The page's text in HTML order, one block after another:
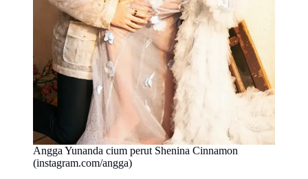
Angga Yunanda cium perut Shenina Cinnamon
(instagram.com/angga)